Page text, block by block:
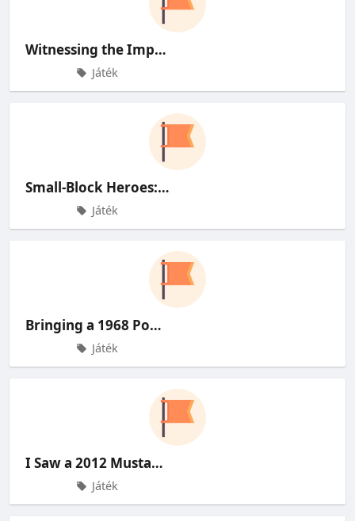
Witnessing the Impossible: A Hon
Játék
Small-Block Heroes: Why These 19
Játék
Bringing a 1968 Pontiac Firebird
Játék
I Saw a 2012 Mustang Masqueradin
Játék